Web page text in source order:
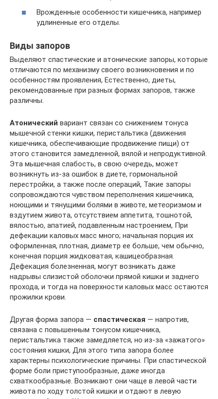
Врожденные особенности кишечника, например
удлиненные его отделы.
Виды запоров
Выделяют спастические и атонические запоры, которые
отличаются по механизму своего возникновения и по
особенностям проявления, Естественно, диеты,
рекомендованные при разных формах запоров, также
различны.
Атонический вариант связан со снижением тонуса
мышечной стенки кишки, перистальтика (движения
кишечника, обеспечивающие продвижение пищи) от
этого становится замедленной, вялой и непродуктивной.
Эта мышечная слабость, в свою очередь, может
возникнуть из-за ошибок в диете, гормональной
перестройки, а также после операций, Такие запоры
сопровождаются чувством переполнения кишечника,
ноющими и тянущими болями в животе, метеоризмом и
вздутием живота, отсутствием аппетита, тошнотой,
вялостью, апатией, подавленным настроением, При
дефекации каловых масс много; начальная порция их
оформленная, плотная, диаметр ее больше, чем обычно,
конечная порция жидковатая, кашицеобразная.
Дефекация болезненная, могут возникать даже
надрывы слизистой оболочки прямой кишки и заднего
прохода, и тогда на поверхности каловых масс остаются
прожилки крови.
Другая форма запора — спастическая — напротив,
связана с повышенным тонусом кишечника,
перистальтика также замедляется, но из-за «зажатого»
состояния кишки, Для этого типа запора более
характерны психологические причины. При спастической
форме боли приступообразные, даже иногда
схваткообразные. Возникают они чаще в левой части
живота по ходу толстой кишки и отдают в левую